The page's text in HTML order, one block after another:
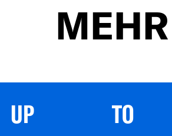
MEHR
UP TO